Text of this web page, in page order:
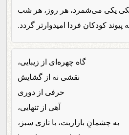
یکی می‌شمرد، هر روز، هر شب
پیوند کودکان فردا امیدوارتر گردد.
گاه چهره‌ای از زیبایی،
نقشی نه از گشایش
حرفی از دوری
آهی از تنهایی،
به چشمانِ بازاریت، با نازی سبز،